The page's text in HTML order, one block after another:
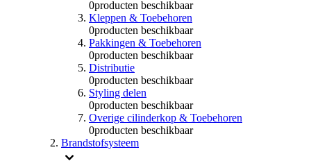
0producten beschikbaar
Kleppen & Toebehoren
0producten beschikbaar
Pakkingen & Toebehoren
0producten beschikbaar
Distributie
0producten beschikbaar
Styling delen
0producten beschikbaar
Overige cilinderkop & Toebehoren
0producten beschikbaar
Brandstofsysteem